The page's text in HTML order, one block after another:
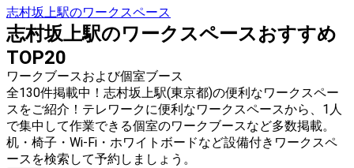
志村坂上駅のワークスペース
志村坂上駅のワークスペースおすすめ
TOP20
ワークブースおよび個室ブース
全130件掲載中！志村坂上駅(東京都)の便利なワークスペー
スをご紹介！テレワークに便利なワークスペースから、1人
で集中して作業できる個室のワークブースなど多数掲載。
机・椅子・Wi-Fi・ホワイトボードなど設備付きワークスペ
ースを検索して予約しましょう。